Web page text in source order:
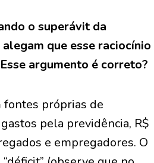
o superávit da
que esse raciocínio
argumento é correto?
fontes próprias de
pela previdência, R$
e empregadores. O